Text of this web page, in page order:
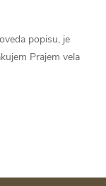
popisu, je
Prajem vela